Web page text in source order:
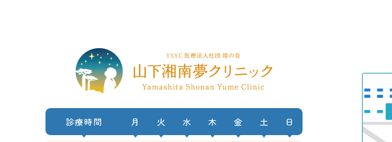
診療時間 月 火 水 木 金 土 日